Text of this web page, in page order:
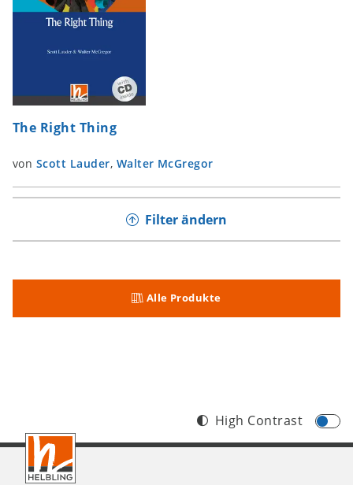
The Right Thing
von Scott Lauder, Walter McGregor
Filter ändern
Alle Produkte
Footer
CH
High Contrast